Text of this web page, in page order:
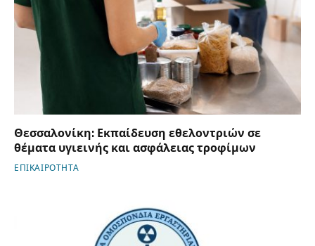
Θεσσαλονίκη: Εκπαίδευση εθελοντριών σε
θέματα υγιεινής και ασφάλειας τροφίμων
ΕΠΙΚΑΙΡΟΤΗΤΑ